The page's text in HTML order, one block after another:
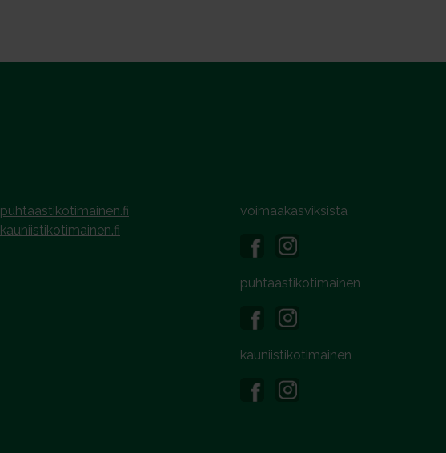
puhtaastikotimainen.fi
kauniistikotimainen.fi
voimaakasviksista
puhtaastikotimainen
kauniistikotimainen